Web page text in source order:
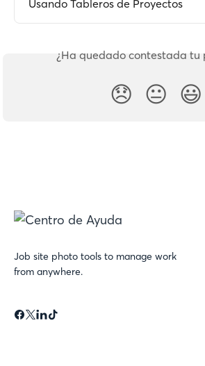
Usando Tableros de Proyectos
¿Ha quedado contestada tu
😞 😐 😃
Job site photo tools to manage work
from anywhere.